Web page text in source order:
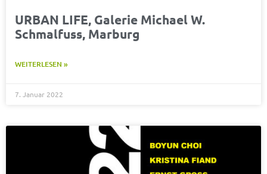
URBAN LIFE, Galerie Michael W.
Schmalfuss, Marburg
WEITERLESEN »
7. Januar 2022